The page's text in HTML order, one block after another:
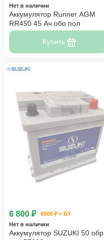
Нет в наличии
Аккумулятор Runner AGM
RR450 45 Ач обр пол
Купить
6 800 ₽
6500 ₽ + БУ
Нет в наличии
Аккумулятор SUZUKI 50 обр